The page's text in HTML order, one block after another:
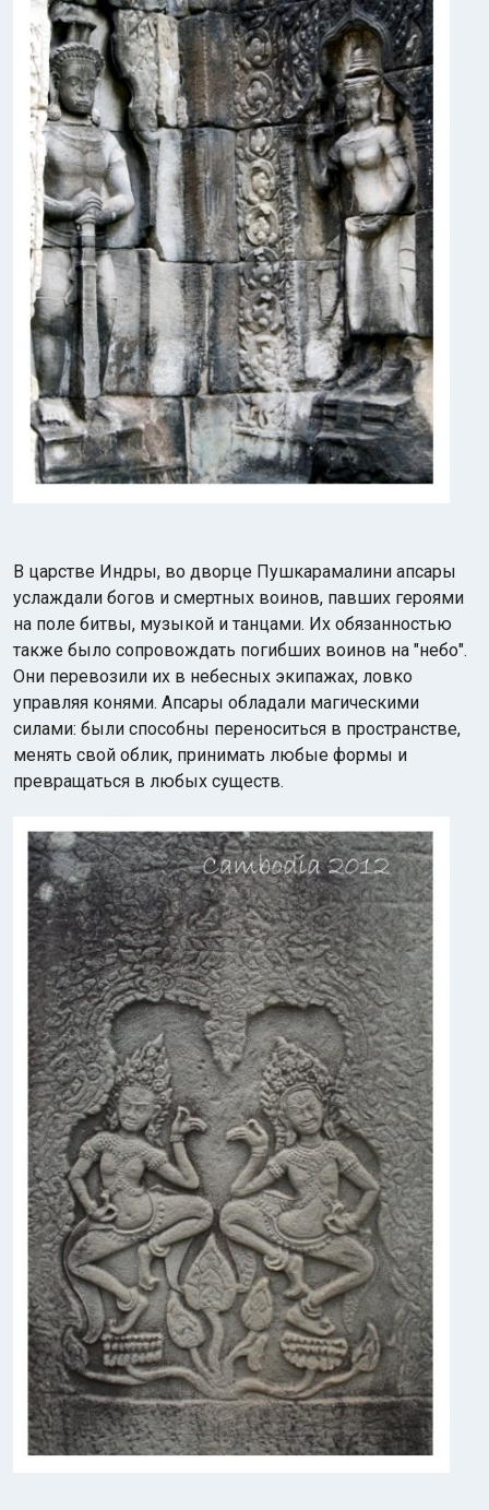
В царстве Индры, во дворце Пушкарамалини апсары
услаждали богов и смертных воинов, павших героями
на поле битвы, музыкой и танцами. Их обязанностью
также было сопровождать погибших воинов на "небо".
Они перевозили их в небесных экипажах, ловко
управляя конями. Апсары обладали магическими
силами: были способны переноситься в пространстве,
менять свой облик, принимать любые формы и
превращаться в любых существ.